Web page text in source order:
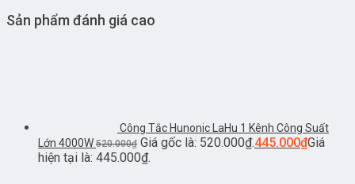
Sản phẩm đánh giá cao
Công Tắc Hunonic LaHu 1 Kênh Công Suất
Lớn 4000W 520.000₫ Giá gốc là: 520.000₫.445.000₫Giá
hiện tại là: 445.000₫.